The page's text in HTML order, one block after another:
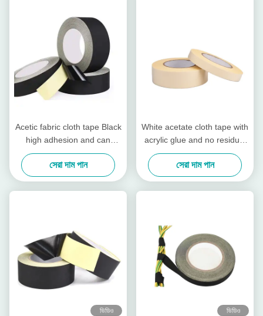
Acetic fabric cloth tape Black
high adhesion and can
temperatures up to 130℃
সেরা দাম পান
White acetate cloth tape with
acrylic glue and no residual
glue, High-temperature
insulating tape
সেরা দাম পান
ভিডিও ভিডিও